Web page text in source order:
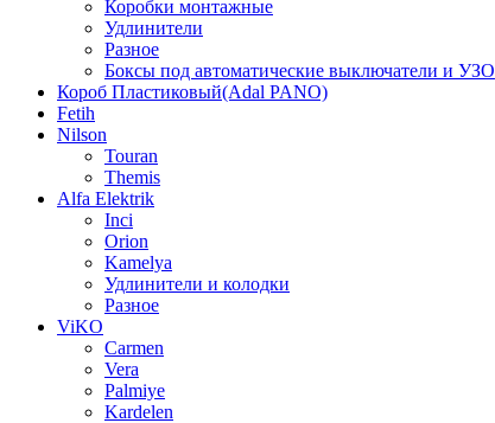
Коробки монтажные
Удлинители
Разное
Боксы под автоматические выключатели и УЗО
Короб Пластиковый(Adal PANO)
Fetih
Nilson
Touran
Themis
Alfa Elektrik
Inci
Orion
Kamelya
Удлинители и колодки
Разное
ViKO
Carmen
Vera
Palmiye
Kardelen